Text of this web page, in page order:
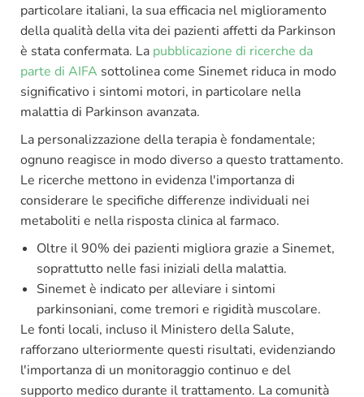
particolare italiani, la sua efficacia nel miglioramento
della qualità della vita dei pazienti affetti da Parkinson
è stata confermata. La pubblicazione di ricerche da
parte di AIFA sottolinea come Sinemet riduca in modo
significativo i sintomi motori, in particolare nella
malattia di Parkinson avanzata.
La personalizzazione della terapia è fondamentale;
ognuno reagisce in modo diverso a questo trattamento.
Le ricerche mettono in evidenza l'importanza di
considerare le specifiche differenze individuali nei
metaboliti e nella risposta clinica al farmaco.
Oltre il 90% dei pazienti migliora grazie a Sinemet,
soprattutto nelle fasi iniziali della malattia.
Sinemet è indicato per alleviare i sintomi
parkinsoniani, come tremori e rigidità muscolare.
Le fonti locali, incluso il Ministero della Salute,
rafforzano ulteriormente questi risultati, evidenziando
l'importanza di un monitoraggio continuo e del
supporto medico durante il trattamento. La comunità